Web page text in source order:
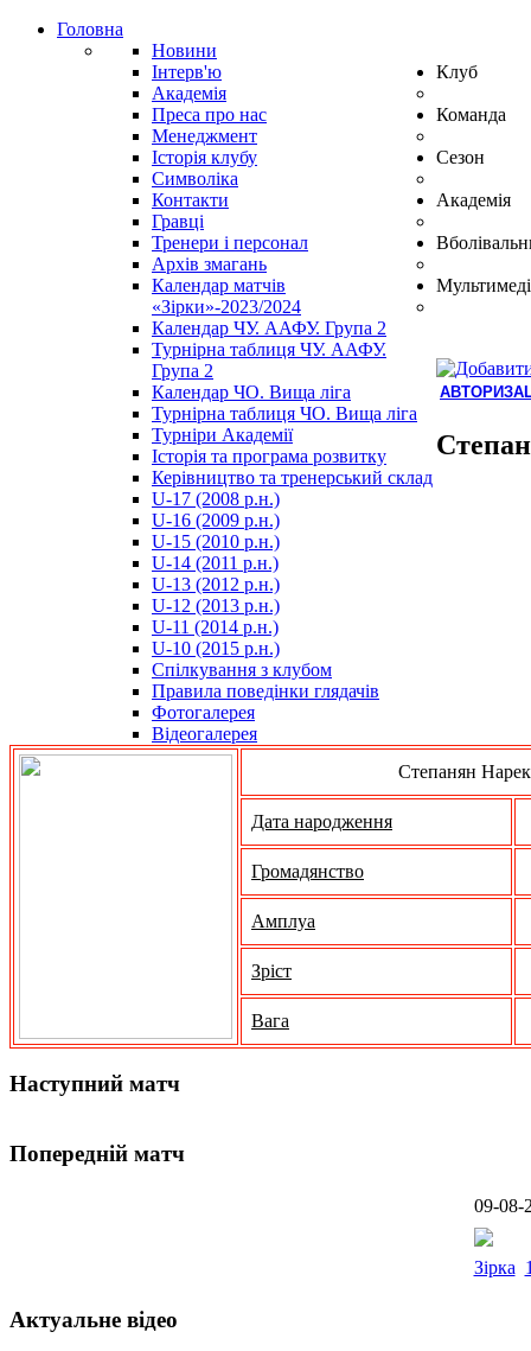
Головна
Новини
Інтерв'ю
Академія
Преса про нас
Клуб
Менеджмент
Історія клубу
Символіка
Контакти
Команда
Гравці
Тренери і персонал
Архів змагань
Сезон
Календар матчів
«Зірки»-2023/2024
Календар ЧУ. ААФУ. Група 2
Турнірна таблиця ЧУ. ААФУ.
Група 2
Календар ЧО. Вища ліга
Турнірна таблиця ЧО. Вища ліга
Академія
Турніри Академії
Історія та програма розвитку
Керівництво та тренерський склад
U-17 (2008 р.н.)
U-16 (2009 р.н.)
U-15 (2010 р.н.)
U-14 (2011 р.н.)
U-13 (2012 р.н.)
U-12 (2013 р.н.)
U-11 (2014 р.н.)
U-10 (2015 р.н.)
Спілкування з клубом
Правила поведінки глядачів
Фотогалерея
Відеогалерея
Степанян
Дата народження
Громадянство
Амплуа
Зріст
Вага
Наступний матч
Попередній матч
09-08-
Зірка
Актуальне відео